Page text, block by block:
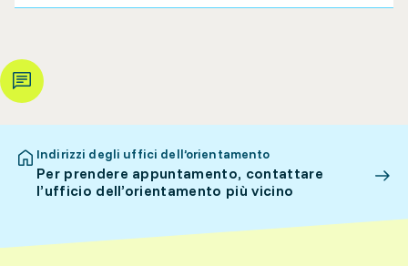
Indirizzi degli uffici dell’orientamento
Per prendere appuntamento, contattare
l’ufficio dell’orientamento più vicino